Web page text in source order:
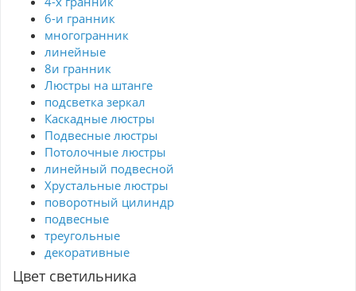
6-и гранник
многогранник
линейные
8и гранник
Люстры на штанге
подсветка зеркал
Каскадные люстры
Подвесные люстры
Потолочные люстры
линейный подвесной
Хрустальные люстры
поворотный цилиндр
подвесные
треугольные
декоративные
Цвет светильника